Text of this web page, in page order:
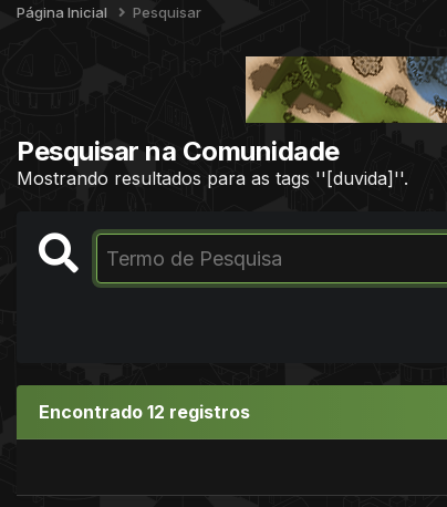
Página Inicial Pesquisar
Pesquisar na Comunidade
Mostrando resultados para as tags ''[duvida]''.
Encontrado 12 registros